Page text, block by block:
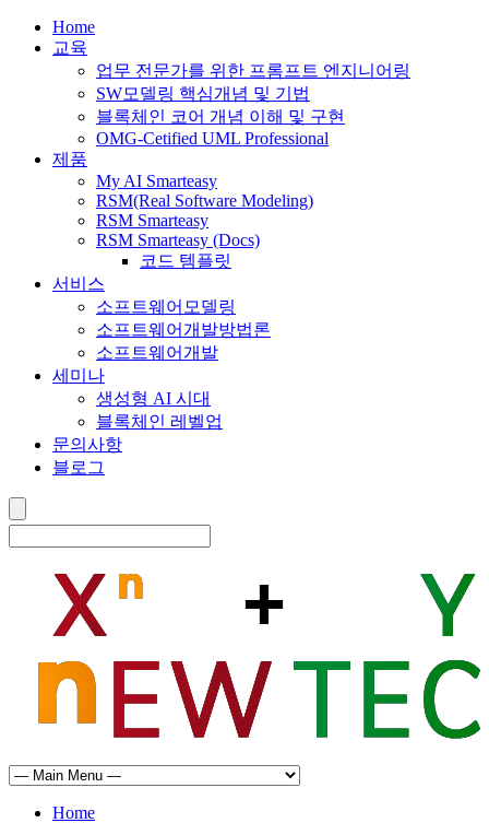
Home
교육
업무 전문가를 위한 프롬프트 엔지니어링
SW모델링 핵심개념 및 기법
블록체인 코어 개념 이해 및 구현
OMG-Cetified UML Professional
제품
My AI Smarteasy
RSM(Real Software Modeling)
RSM Smarteasy
RSM Smarteasy (Docs)
코드 템플릿
서비스
소프트웨어모델링
소프트웨어개발방법론
소프트웨어개발
세미나
생성형 AI 시대
블록체인 레벨업
문의사항
블로그
Home